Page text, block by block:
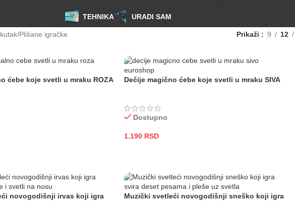
TEHNIKA URADI SAM
Plišane igračke Prikaži 9 12
ćebe koje svetli u mraku ROZA Dečije magično ćebe koje svetli u mraku SIVA
Dostupno
1.190 RSD
novogodišnji irvas koji igra Muzički svetleći novogodišnji sneško koji igra